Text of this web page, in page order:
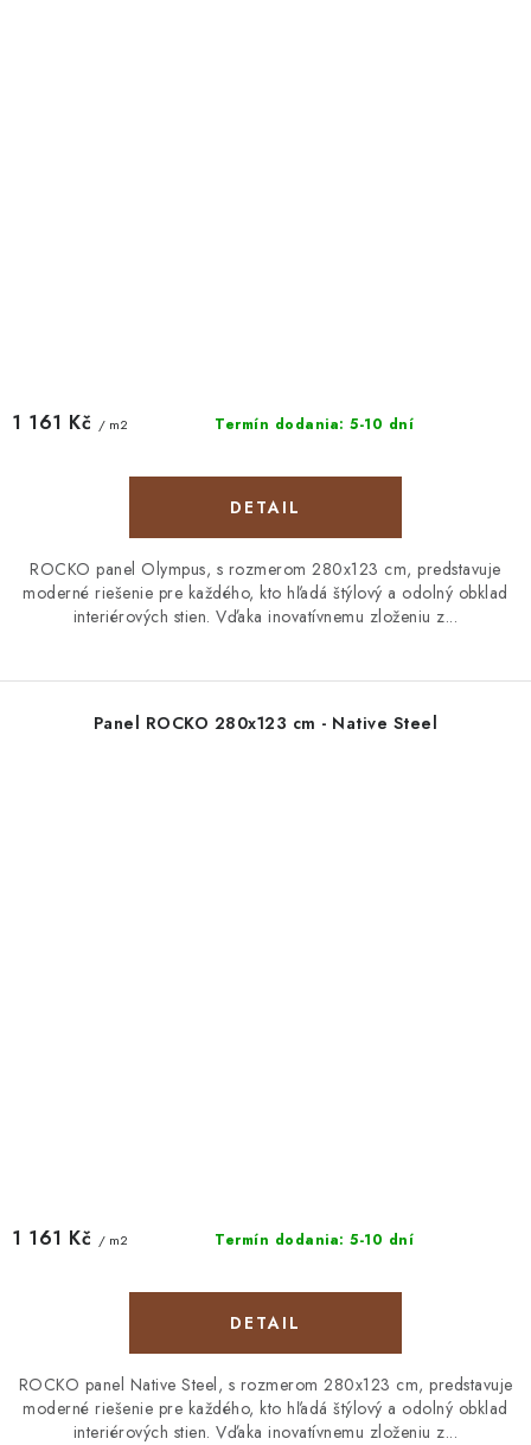
Termín dodania: 5-10 dní
1 161 Kč / m2
DETAIL
ROCKO panel Olympus, s rozmerom 280x123 cm, predstavuje
moderné riešenie pre každého, kto hľadá štýlový a odolný obklad
interiérových stien. Vďaka inovatívnemu zloženiu z...
Panel ROCKO 280x123 cm - Native Steel
Termín dodania: 5-10 dní
1 161 Kč / m2
DETAIL
ROCKO panel Native Steel, s rozmerom 280x123 cm, predstavuje
moderné riešenie pre každého, kto hľadá štýlový a odolný obklad
interiérových stien. Vďaka inovatívnemu zloženiu z...